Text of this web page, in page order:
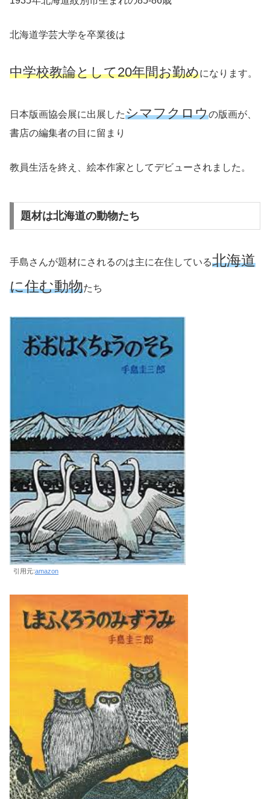
北海道学芸大学を卒業後は
中学校教論として20年間お勤めになります。
日本版画協会展に出展したシマフクロウの版画が、
書店の編集者の目に留まり
教員生活を終え、絵本作家としてデビューされました。
題材は北海道の動物たち
手島さんが題材にされるのは主に在住している北海道
に住む動物たち
引用元:amazon